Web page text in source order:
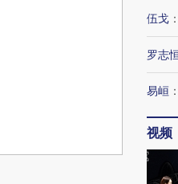
伍戈 ：
罗志
易峘 ：
视频